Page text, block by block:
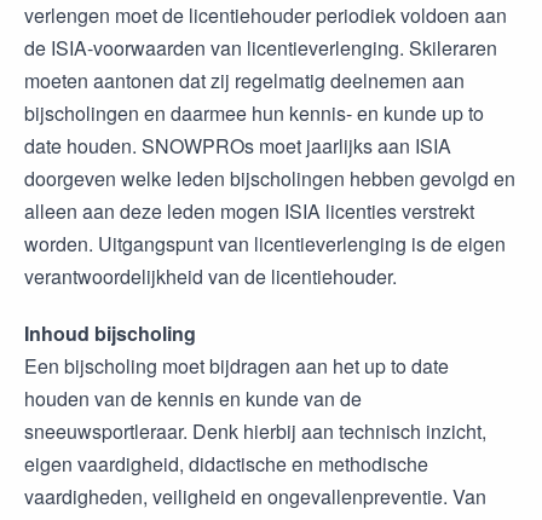
verlengen moet de licentiehouder periodiek voldoen aan
de ISIA-voorwaarden van licentieverlenging. Skileraren
moeten aantonen dat zij regelmatig deelnemen aan
bijscholingen en daarmee hun kennis- en kunde up to
date houden. SNOWPROs moet jaarlijks aan ISIA
doorgeven welke leden bijscholingen hebben gevolgd en
alleen aan deze leden mogen ISIA licenties verstrekt
worden. Uitgangspunt van licentieverlenging is de eigen
verantwoordelijkheid van de licentiehouder.
Inhoud bijscholing
Een bijscholing moet bijdragen aan het up to date
houden van de kennis en kunde van de
sneeuwsportleraar. Denk hierbij aan technisch inzicht,
eigen vaardigheid, didactische en methodische
vaardigheden, veiligheid en ongevallenpreventie. Van